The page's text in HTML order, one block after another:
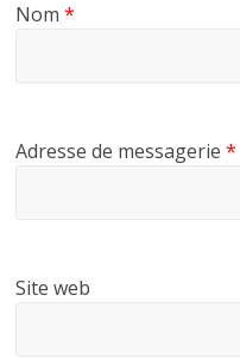
Nom*
Adresse de messagerie*
Site web